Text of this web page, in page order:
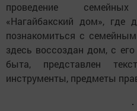
проведение
«Нагайбакский дом», где
познакомиться с
здесь воссоздан дом, с
быта, представлен
инструменты, предметы